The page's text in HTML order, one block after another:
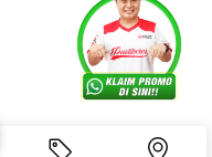
About Us